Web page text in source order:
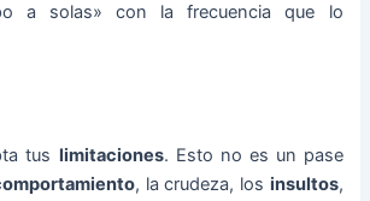
a solas» con la frecuencia que lo
tus limitaciones. Esto no es un pase
, la crudeza, los insultos,